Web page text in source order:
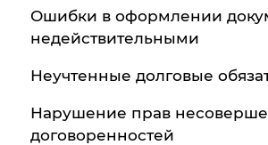
Ошибки в оформлении
недействительными
Неучтенные долговые
Нарушение прав
договоренностей